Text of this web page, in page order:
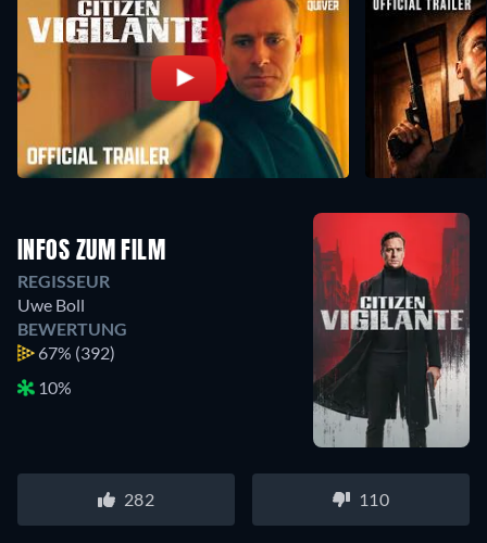
INFOS ZUM FILM
REGISSEUR
Uwe Boll
BEWERTUNG
67% (392)
10%
282 110